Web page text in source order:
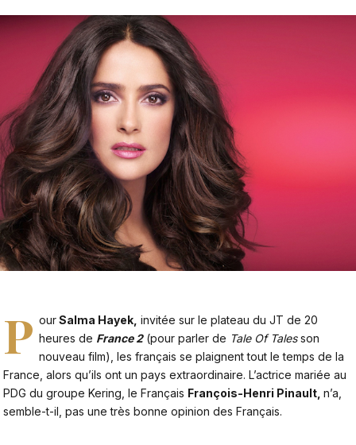
P ourSalma Hayek, invitée sur le plateau du JT de 20
heures de France 2 (pour parler de Tale Of Talesson
nouveau film), les français se plaignent tout le temps de la
France, alors qu’ils ont un pays extraordinaire. L’actrice mariée au
PDG du groupe Kering, le Français François-Henri Pinault, n’a,
semble-t-il, pas une très bonne opinion des Français.